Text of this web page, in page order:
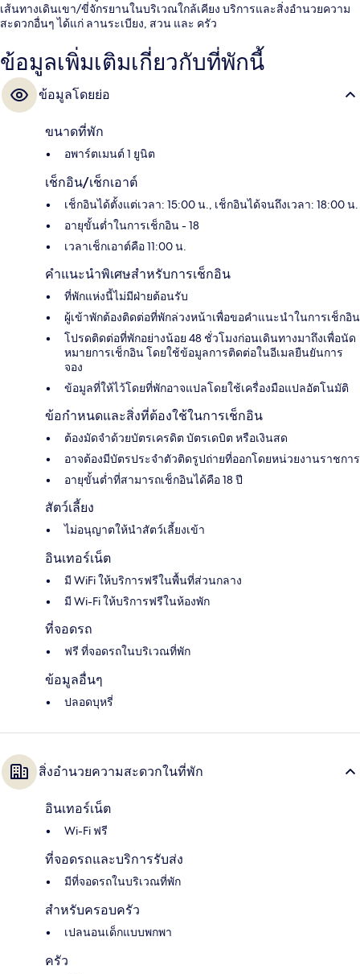
เส้นทางเดินเขา/ขี่จักรยานในบริเวณใกล้เคียง บริการและสิ่งอำนวยความ
สะดวกอื่นๆ ได้แก่ ลานระเบียง, สวน และ ครัว
ข้อมูลเพิ่มเติมเกี่ยวกับที่พักนี้
ข้อมูลโดยย่อ
ขนาดที่พัก
อพาร์ตเมนต์ 1 ยูนิต
เช็กอิน/เช็กเอาต์
เช็กอินได้ตั้งแต่เวลา: 15:00 น., เช็กอินได้จนถึงเวลา: 18:00 น.
อายุขั้นต่ำในการเช็กอิน - 18
เวลาเช็กเอาต์คือ 11:00 น.
คำแนะนำพิเศษสำหรับการเช็กอิน
ที่พักแห่งนี้ไม่มีฝ่ายต้อนรับ
ผู้เข้าพักต้องติดต่อที่พักล่วงหน้าเพื่อขอคำแนะนำในการเช็กอิน
โปรดติดต่อที่พักอย่างน้อย 48 ชั่วโมงก่อนเดินทางมาถึงเพื่อนัด
หมายการเช็กอิน โดยใช้ข้อมูลการติดต่อในอีเมลยืนยันการ
จอง
ข้อมูลที่ให้ไว้โดยที่พักอาจแปลโดยใช้เครื่องมือแปลอัตโนมัติ
ข้อกำหนดและสิ่งที่ต้องใช้ในการเช็กอิน
ต้องมัดจำด้วยบัตรเครดิต บัตรเดบิต หรือเงินสด
อาจต้องมีบัตรประจำตัวติดรูปถ่ายที่ออกโดยหน่วยงานราชการ
อายุขั้นต่ำที่สามารถเช็กอินได้คือ 18 ปี
สัตว์เลี้ยง
ไม่อนุญาตให้นำสัตว์เลี้ยงเข้า
อินเทอร์เน็ต
มี WiFi ให้บริการฟรีในพื้นที่ส่วนกลาง
มี Wi-Fi ให้บริการฟรีในห้องพัก
ที่จอดรถ
ฟรี ที่จอดรถในบริเวณที่พัก
ข้อมูลอื่นๆ
ปลอดบุหรี่
สิ่งอำนวยความสะดวกในที่พัก
อินเทอร์เน็ต
Wi-Fi ฟรี
ที่จอดรถและบริการรับส่ง
มีที่จอดรถในบริเวณที่พัก
สำหรับครอบครัว
เปลนอนเด็กแบบพกพา
ครัว